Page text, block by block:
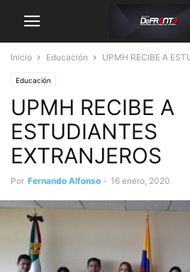
Inicio Educación UPMH RECIBE A
Educación
UPMH RECIBE A
ESTUDIANTES
EXTRANJEROS
Por Fernando Alfonso - 16 enero, 2020